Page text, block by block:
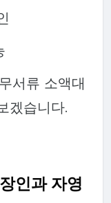
서류 소액대
겠습니다.
인과 자영